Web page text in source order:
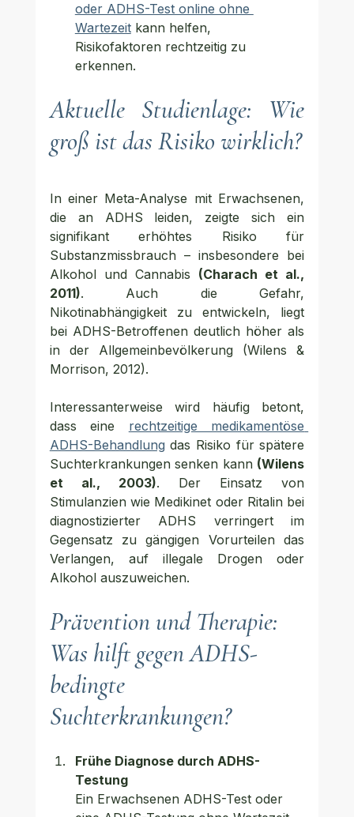
oder ADHS-Test online ohne
Wartezeit kann helfen,
Risikofaktoren rechtzeitig zu
erkennen.
Aktuelle Studienlage: Wie
groß ist das Risiko wirklich?
In einer Meta-Analyse mit Erwachsenen,
die an ADHS leiden, zeigte sich ein
signifikant erhöhtes Risiko für
Substanzmissbrauch – insbesondere bei
Alkohol und Cannabis (Charach et al.,
2011). Auch die Gefahr,
Nikotinabhängigkeit zu entwickeln, liegt
bei ADHS-Betroffenen deutlich höher als
in der Allgemeinbevölkerung (Wilens &
Morrison, 2012).
Interessanterweise wird häufig betont,
dass eine rechtzeitige medikamentöse
ADHS-Behandlung das Risiko für spätere
Suchterkrankungen senken kann (Wilens
et al., 2003). Der Einsatz von
Stimulanzien wie Medikinet oder Ritalin bei
diagnostizierter ADHS verringert im
Gegensatz zu gängigen Vorurteilen das
Verlangen, auf illegale Drogen oder
Alkohol auszuweichen.
Prävention und Therapie:
Was hilft gegen ADHS-
bedingte
Suchterkrankungen?
Frühe Diagnose durch ADHS-
Testung
Ein Erwachsenen ADHS-Test oder